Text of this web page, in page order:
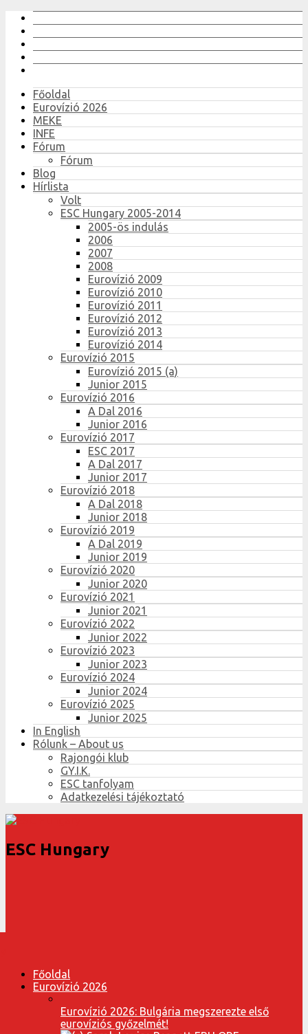
Főoldal
Eurovízió 2026
MEKE
INFE
Fórum
Fórum
Blog
Hírlista
Volt
ESC Hungary 2005-2014
2005-ös indulás
2006
2007
2008
Eurovízió 2009
Eurovízió 2010
Eurovízió 2011
Eurovízió 2012
Eurovízió 2013
Eurovízió 2014
Eurovízió 2015
Eurovízió 2015 (a)
Junior 2015
Eurovízió 2016
A Dal 2016
Junior 2016
Eurovízió 2017
ESC 2017
A Dal 2017
Junior 2017
Eurovízió 2018
A Dal 2018
Junior 2018
Eurovízió 2019
A Dal 2019
Junior 2019
Eurovízió 2020
Junior 2020
Eurovízió 2021
Junior 2021
Eurovízió 2022
Junior 2022
Eurovízió 2023
Junior 2023
Eurovízió 2024
Junior 2024
Eurovízió 2025
Junior 2025
In English
Rólunk – About us
Rajongói klub
GY.I.K.
ESC tanfolyam
Adatkezelési tájékoztató
ESC Hungary
Főoldal
Eurovízió 2026
Eurovízió 2026: Bulgária megszerezte első
eurovíziós győzelmét!